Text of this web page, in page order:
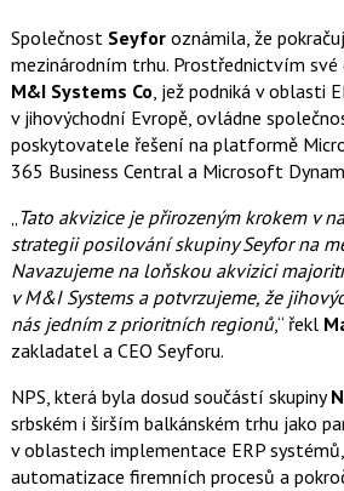
Společnost Seyforoznámila, že
mezinárodním trhu. Prostřednictvím své
M&I Systems Co, jež podniká v oblasti
v jihovýchodní Evropě, ovládne
poskytovatele řešení na platformě
365 Business Central a Microsoft
„Tato akvizice je přirozeným krokem v
strategii posilování skupiny Seyfor na
Navazujeme na loňskou akvizici
v M&I Systems a potvrzujeme, že
nás jedním z prioritních regionů,“ řekl
zakladatel a CEO Seyforu.
NPS, která byla dosud součástí skupiny
srbském i širším balkánském trhu jako
v oblastech implementace ERP
automatizace firemních procesů a